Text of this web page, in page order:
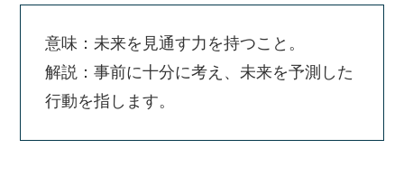
意味：未来を見通す力を持つこと。
解説：事前に十分に考え、未来を予測した
行動を指します。